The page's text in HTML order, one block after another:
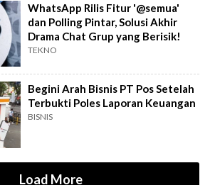
WhatsApp Rilis Fitur '@semua'
dan Polling Pintar, Solusi Akhir
Drama Chat Grup yang Berisik!
TEKNO
Begini Arah Bisnis PT Pos Setelah
Terbukti Poles Laporan Keuangan
BISNIS
Load More